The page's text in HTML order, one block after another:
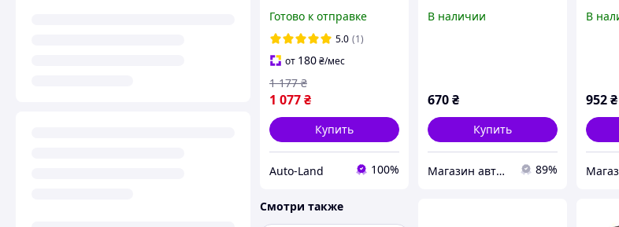
100 644 (49х34х11см)
Готово к отправке
5.0 (1)
от 180₴/мес
1 077₴
1 177 ₴
Купить
Auto-Land 100%
В наличии
670₴
Купить
Магазин авточехлов и аксессуаров "Barda4ek" 89%
В
952₴
Смотри также